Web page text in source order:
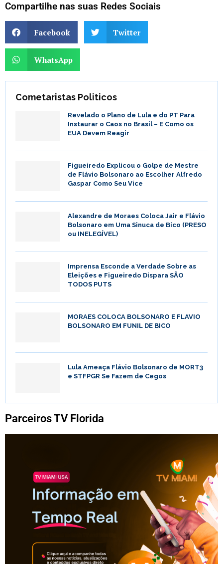
Compartilhe nas suas Redes Sociais
Facebook Twitter
WhatsApp
Cometaristas Politicos
Revelado o Plano de Lula e do PT Para
Instaurar o Caos no Brasil – E Como os
EUA Devem Reagir
Figueiredo Explicou o Golpe de Mestre
de Flávio Bolsonaro ao Escolher Alfredo
Gaspar Como Seu Vice
Alexandre de Moraes Coloca Jair e Flávio
Bolsonaro em Uma Sinuca de Bico (PRESO
ou INELEGÍVEL)
Imprensa Esconde a Verdade Sobre as
Eleições e Figueiredo Dispara SÃO
TODOS PUTS
MORAES COLOCA BOLSONARO E FLAVIO
BOLSONARO EM FUNIL DE BICO
Lula Ameaça Flávio Bolsonaro de MORT3
e STFPGR Se Fazem de Cegos
Parceiros TV Florida